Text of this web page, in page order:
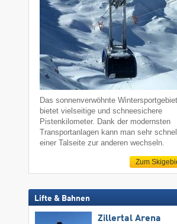
Das sonnenverwöhnte Wintersportgebiet
bietet vielseitige und schneesichere
Pistenkilometer. Dank der modernsten
Transportanlagen kann man sehr
einer Talseite zur anderen wechseln.
Zum
Lifte & Bahnen
Zillertal Arena